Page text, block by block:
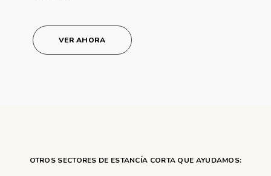
VER AHORA
OTROS SECTORES DE ESTANCÍA CORTA QUE AYUDAMOS: